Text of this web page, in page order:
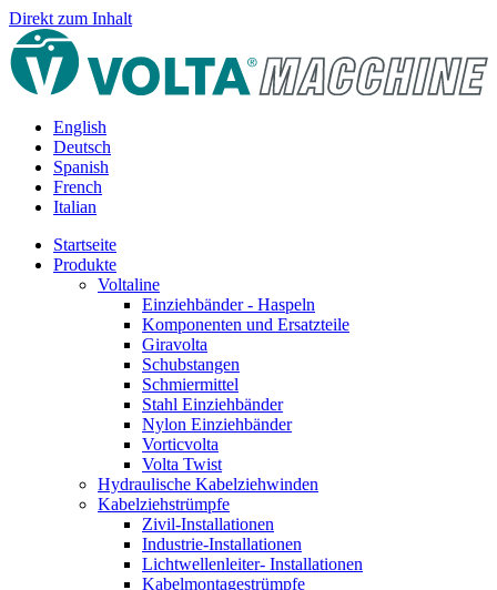
Direkt zum Inhalt
English
Deutsch
Spanish
French
Italian
Startseite
Produkte
Voltaline
Einziehbänder - Haspeln
Komponenten und Ersatzteile
Giravolta
Schubstangen
Schmiermittel
Stahl Einziehbänder
Nylon Einziehbänder
Vorticvolta
Volta Twist
Hydraulische Kabelziehwinden
Kabelziehstrümpfe
Zivil-Installationen
Industrie-Installationen
Lichtwellenleiter- Installationen
Kabelmontagestrümpfe